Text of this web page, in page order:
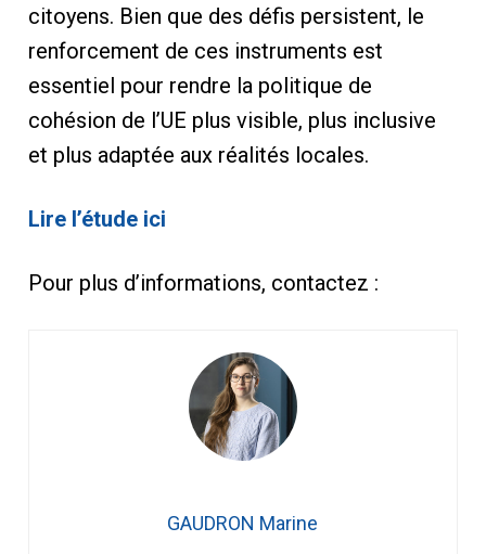
citoyens. Bien que des défis persistent, le
renforcement de ces instruments est
essentiel pour rendre la politique de
cohésion de l’UE plus visible, plus inclusive
et plus adaptée aux réalités locales.
Lire l’étude ici
Pour plus d’informations, contactez :
GAUDRON Marine